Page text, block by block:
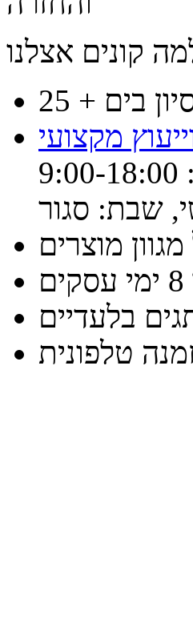
בים
מקצועי
שבת: סגור
מוצרים
בלעדיים
טלפונית